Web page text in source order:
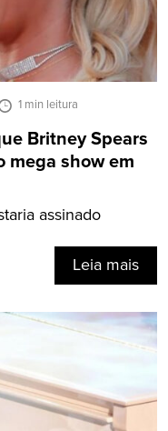
1 min leitura
Britney Spears
mega show em
assinado
Leia mais